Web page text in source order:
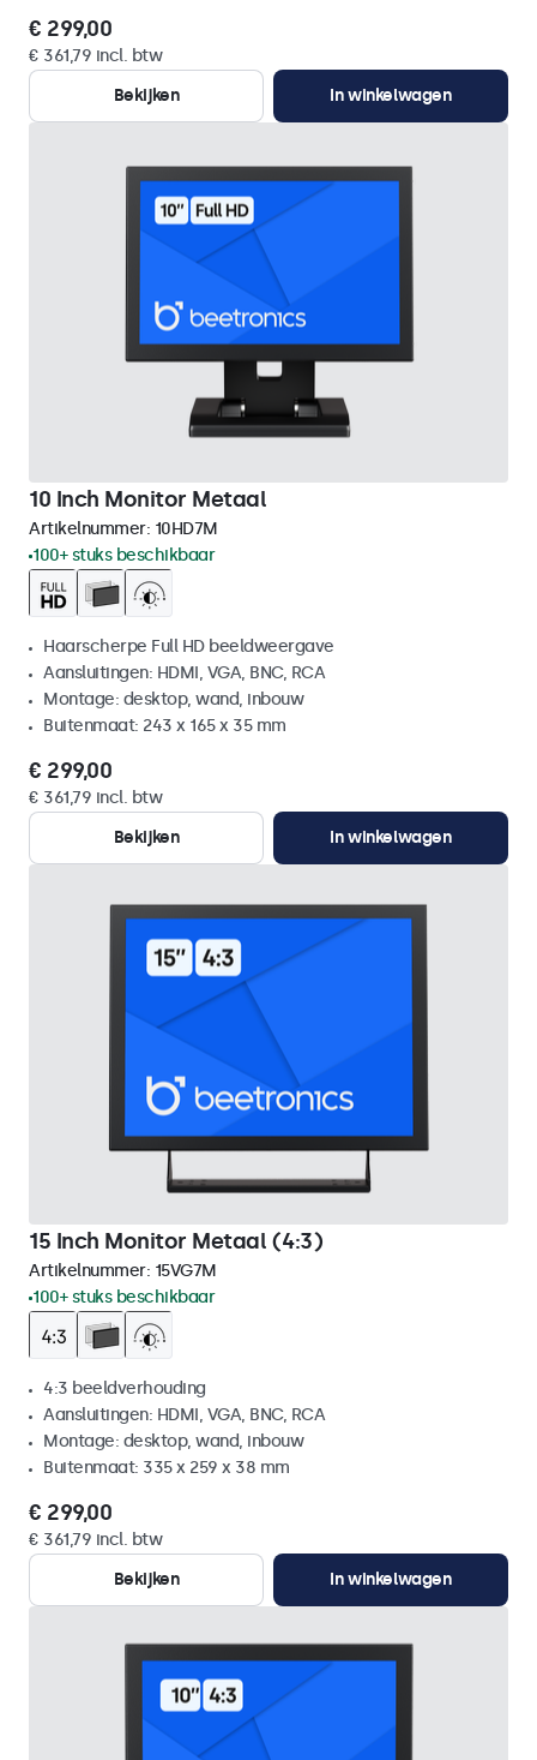
€ 299,00
€ 361,79 incl. btw
Bekijken
In winkelwagen
10 Inch Monitor Metaal
Artikelnummer: 10HD7M
100+ stuks beschikbaar
Haarscherpe Full HD beeldweergave
Aansluitingen: HDMI, VGA, BNC, RCA
Montage: desktop, wand, inbouw
Buitenmaat: 243 x 165 x 35 mm
€ 299,00
€ 361,79 incl. btw
Bekijken
In winkelwagen
15 Inch Monitor Metaal (4:3)
Artikelnummer: 15VG7M
100+ stuks beschikbaar
4:3 beeldverhouding
Aansluitingen: HDMI, VGA, BNC, RCA
Montage: desktop, wand, inbouw
Buitenmaat: 335 x 259 x 38 mm
€ 299,00
€ 361,79 incl. btw
Bekijken
In winkelwagen